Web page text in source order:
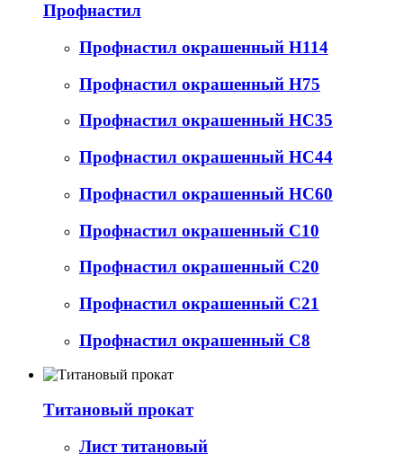
Профнастил
Профнастил окрашенный Н114
Профнастил окрашенный Н75
Профнастил окрашенный НС35
Профнастил окрашенный НС44
Профнастил окрашенный НС60
Профнастил окрашенный С10
Профнастил окрашенный С20
Профнастил окрашенный С21
Профнастил окрашенный С8
Титановый прокат
Лист титановый